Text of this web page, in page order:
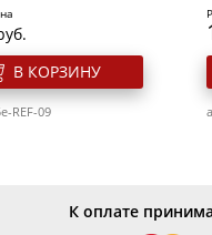
В КОРЗИНУ
REF-09
К оплате